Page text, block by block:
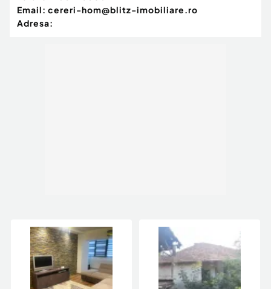
Email: cereri-hom@blitz-imobiliare.ro
Adresa: